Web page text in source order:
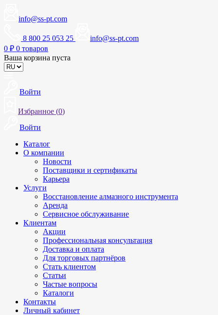
info@ss-pt.com
8 800 25 053 25
info@ss-pt.com
0 ₽ 0 товаров
Ваша корзина пуста
Войти
Избранное (0)
Войти
Каталог
О компании
Новости
Поставщики и сертификаты
Карьера
Услуги
Восстановление алмазного инструмента
Аренда
Сервисное обслуживание
Клиентам
Акции
Профессиональная консультация
Доставка и оплата
Для торговых партнёров
Стать клиентом
Статьи
Частые вопросы
Каталоги
Контакты
Личный кабинет